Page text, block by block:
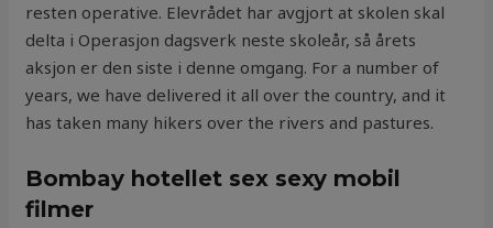
resten operative. Elevrådet har avgjort at skolen skal
delta i Operasjon dagsverk neste skoleår, så årets
aksjon er den siste i denne omgang. For a number of
years, we have delivered it all over the country, and it
has taken many hikers over the rivers and pastures.
Bombay hotellet sex sexy mobil
filmer